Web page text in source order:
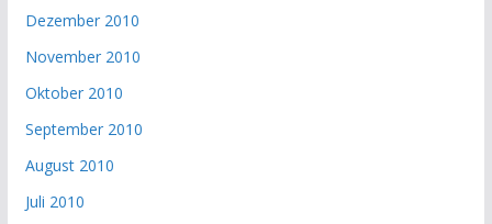
Dezember 2010
November 2010
Oktober 2010
September 2010
August 2010
Juli 2010